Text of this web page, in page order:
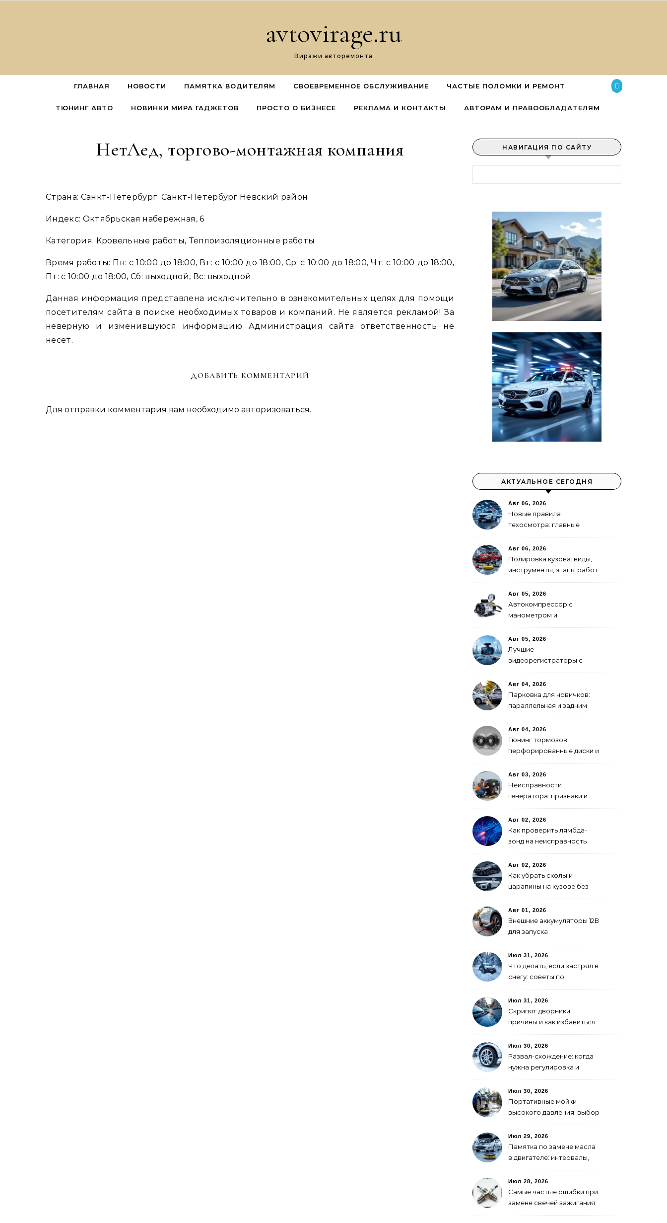
avtovirage.ru
Виражи авторемонта
ГЛАВНАЯ НОВОСТИ ПАМЯТКА ВОДИТЕЛЯМ СВОЕВРЕМЕННОЕ ОБСЛУЖИВАНИЕ ЧАСТЫЕ ПОЛОМКИ И РЕМОНТ
ТЮНИНГ АВТО НОВИНКИ МИРА ГАДЖЕТОВ ПРОСТО О БИЗНЕСЕ РЕКЛАМА И КОНТАКТЫ АВТОРАМ И ПРАВООБЛАДАТЕЛЯМ
НетЛед, торгово-монтажная компания
Страна: Санкт-Петербург Санкт-Петербург Невский район
Индекс: Октябрьская набережная, 6
Категория: Кровельные работы, Теплоизоляционные работы
Время работы: Пн: с 10:00 до 18:00, Вт: с 10:00 до 18:00, Ср: с 10:00 до 18:00, Чт: с 10:00 до 18:00,
Пт: с 10:00 до 18:00, Сб: выходной, Вс: выходной
Данная информация представлена исключительно в ознакомительных целях для помощи
посетителям сайта в поиске необходимых товаров и компаний. Не является рекламой! За
неверную и изменившуюся информацию Администрация сайта ответственность не
несет.
ДОБАВИТЬ КОММЕНТАРИЙ
Для отправки комментария вам необходимо авторизоваться.
НАВИГАЦИЯ ПО САЙТУ
АКТУАЛЬНОЕ СЕГОДНЯ
Авг 06, 2026
Новые правила
техосмотра: главные
Авг 06, 2026
Полировка кузова: виды,
инструменты, этапы работ
Авг 05, 2026
Автокомпрессор с
манометром и
выбрать
Авг 05, 2026
Лучшие
видеорегистраторы с
2026 года
Авг 04, 2026
Парковка для новичков:
параллельная и задним
Авг 04, 2026
Тюнинг тормозов:
перфорированные диски и
суппорты
Авг 03, 2026
Неисправности
генератора: признаки и
Авг 02, 2026
Как проверить лямбда-
зонд на неисправность
Авг 02, 2026
Как убрать сколы и
царапины на кузове без
Авг 01, 2026
Внешние аккумуляторы 12В
для запуска
выбрать
Июл 31, 2026
Что делать, если застрял в
снегу: советы по
Июл 31, 2026
Скрипят дворники:
причины и как избавиться
Июл 30, 2026
Развал-схождение: когда
нужна регулировка и
Июл 30, 2026
Портативные мойки
высокого давления: выбор
мойки авто
Июл 29, 2026
Памятка по замене масла
в двигателе: интервалы,
Июл 28, 2026
Самые частые ошибки при
замене свечей зажигания